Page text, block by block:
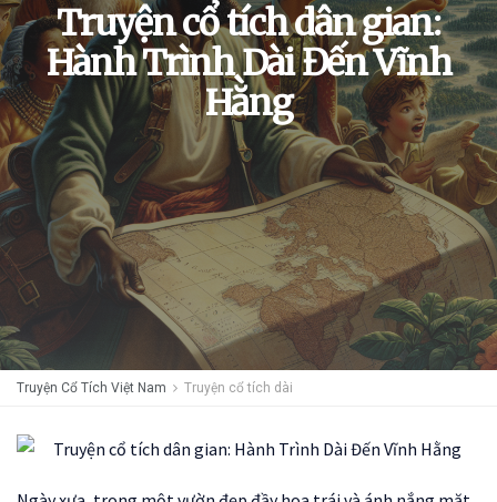
Truyện cổ tích dân gian:
Hành Trình Dài Đến Vĩnh
Hằng
Truyện Cổ Tích Việt Nam Truyện cổ tích dài